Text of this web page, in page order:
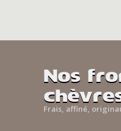
Nos
Frais, affiné,